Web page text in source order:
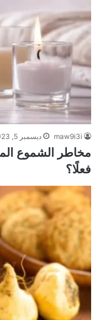
maw9i3i ديسمبر 5, 2023
مخاطر الشموع
فعلًا؟